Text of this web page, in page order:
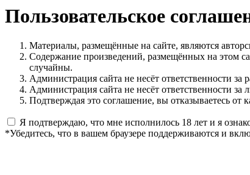
Пользовательское
Материалы, размещённые на сайте, являются
Содержание произведений, размещённых на этом
случайны.
Администрация сайта не несёт ответственности
Администрация сайта не несёт ответственности
Подтверждая это соглашение, вы отказываетесь
Я подтверждаю, что мне исполнилось 18 лет и я
*Убедитесь, что в вашем браузере поддерживаются и